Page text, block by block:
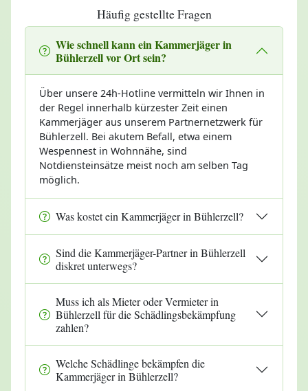
Häufig gestellte Fragen
Wie schnell kann ein Kammerjäger in
Bühlerzell vor Ort sein?
Über unsere 24h-Hotline vermitteln wir Ihnen in
der Regel innerhalb kürzester Zeit einen
Kammerjäger aus unserem Partnernetzwerk für
Bühlerzell. Bei akutem Befall, etwa einem
Wespennest in Wohnnähe, sind
Notdiensteinsätze meist noch am selben Tag
möglich.
Was kostet ein Kammerjäger in Bühlerzell?
Sind die Kammerjäger-Partner in Bühlerzell
diskret unterwegs?
Muss ich als Mieter oder Vermieter in
Bühlerzell für die Schädlingsbekämpfung
zahlen?
Welche Schädlinge bekämpfen die
Kammerjäger in Bühlerzell?